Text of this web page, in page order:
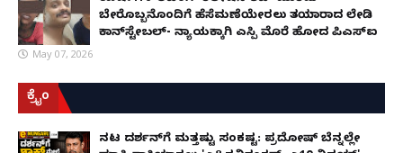
ಬೇರೊಬ್ಬನೊಂದಿಗೆ ಹೆಸೆಮಣೆಯೇರಲು ತಯಾರಾದ ಲೇಡಿ
ಕಾನ್‌ಸ್ಟೇಬಲ್- ನ್ಯಾಯಕ್ಕಾಗಿ ಎಸ್ಪಿ ಮೊರೆ ಹೋದ ಪಿಎಸ್ಐ
May 07, 2026
ಕ್ರೈಂ
ನಟ ದರ್ಶನ್‌ಗೆ ಮತ್ತಷ್ಟು ಸಂಕಷ್ಟ: ಪ್ರದೋಷ್ ಬೆನ್ನಲ್ಲೇ